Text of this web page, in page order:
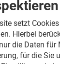
setzt
Hierbei
die Daten für
für die Sie